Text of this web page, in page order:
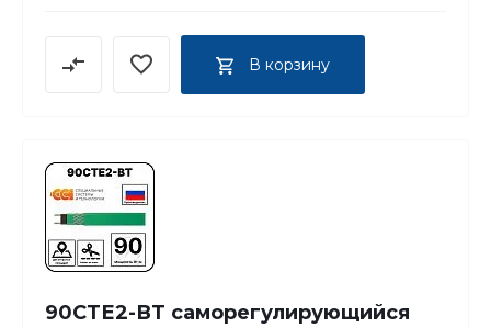
В корзину
90СТЕ2-ВТ саморегулирующийся